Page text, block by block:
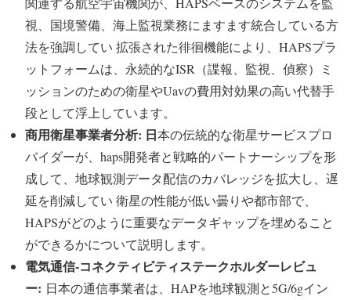
視、国境警備、海上監視業務にますます統合している方
法を強調してい 拡張された徘徊機能により、HAPSプラ
ットフォームは、永続的なISR（諜報、監視、偵察）ミ
ッションのための衛星やUavの費用対効果の高い代替手
段として浮上しています。
商用衛星事業者分析: 日本の伝統的な衛星サービスプロ
バイダーが、haps開発者と戦略的パートナーシップを形
成して、地球観測データ配信のカバレッジを拡大し、遅
延を削減してい 衛星の性能が低い曇りや都市部で、
HAPSがどのように重要なデータギャップを埋めること
ができるかについて説明します。
電気通信-コネクティビティステークホルダーレビュ
ー: 日本の通信事業者は、HAPを地球観測と5G/6gイン